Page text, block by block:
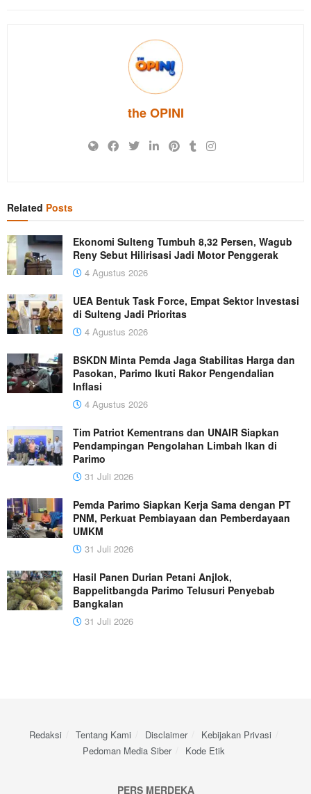
the OPINI
Related Posts
Ekonomi Sulteng Tumbuh 8,32 Persen, Wagub
Reny Sebut Hilirisasi Jadi Motor Penggerak
4 Agustus 2026
UEA Bentuk Task Force, Empat Sektor Investasi
di Sulteng Jadi Prioritas
4 Agustus 2026
BSKDN Minta Pemda Jaga Stabilitas Harga dan
Pasokan, Parimo Ikuti Rakor Pengendalian
Inflasi
4 Agustus 2026
Tim Patriot Kementrans dan UNAIR Siapkan
Pendampingan Pengolahan Limbah Ikan di
Parimo
31 Juli 2026
Pemda Parimo Siapkan Kerja Sama dengan PT
PNM, Perkuat Pembiayaan dan Pemberdayaan
UMKM
31 Juli 2026
Hasil Panen Durian Petani Anjlok,
Bappelitbangda Parimo Telusuri Penyebab
Bangkalan
31 Juli 2026
Redaksi Tentang Kami Disclaimer
Kebijakan Privasi
Pedoman Media Siber
Kode Etik
PERS MERDEKA